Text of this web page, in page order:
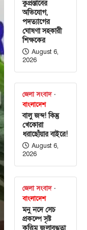
কুপ্রস্তাবের
অভিযোগ,
পদত্যাগের
ঘোষণা সহকারী
শিক্ষকের
August 6,
2026
জেলা সংবাদ
বাংলাদেশ
বালু জব্দ! কিন্তু
খেকোরা
ধরাছোঁয়ার বাইরে!
August 6,
2026
জেলা সংবাদ
বাংলাদেশ
মনু নদে সেচ
প্রকল্পে সৃষ্ট
কৃত্তিম জলাবদ্ধতা